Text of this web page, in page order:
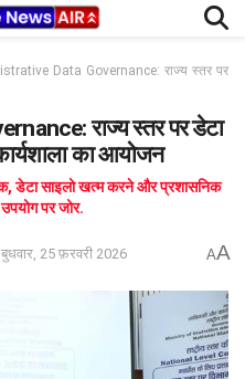
Data Governance: राज्य स्तर पर
राज्य स्तर पर डेटा
का आयोजन
डेटा साइलो खत्म करने और प्रशासनिक
पर जोर.
बुधवार, 25 फ़रवरी 2026 AA